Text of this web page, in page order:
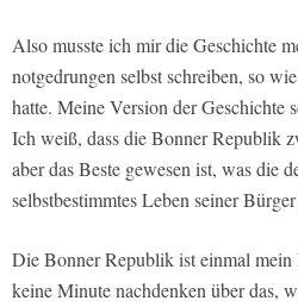
Also musste ich mir die Geschichte
notgedrungen selbst schreiben, so
hatte. Meine Version der Geschichte
Ich weiß, dass die Bonner Republik
aber das Beste gewesen ist, was die
selbstbestimmtes Leben seiner
Die Bonner Republik ist einmal mein
keine Minute nachdenken über das,